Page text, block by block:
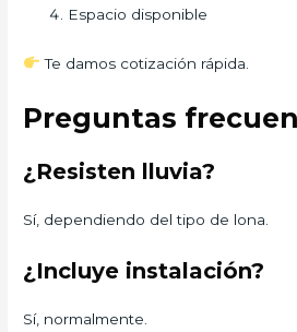
Espacio disponible
Te damos cotización rápida.
Preguntas
¿Resisten lluvia?
Sí, dependiendo del tipo de lona.
¿Incluye instalación?
Sí, normalmente.